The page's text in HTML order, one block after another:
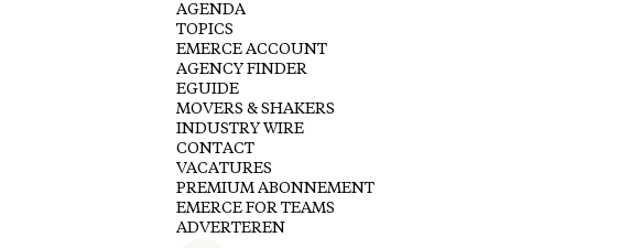
AGENDA
TOPICS
EMERCE ACCOUNT
AGENCY FINDER
EGUIDE
MOVERS & SHAKERS
INDUSTRY WIRE
CONTACT
VACATURES
PREMIUM ABONNEMENT
EMERCE FOR TEAMS
ADVERTEREN